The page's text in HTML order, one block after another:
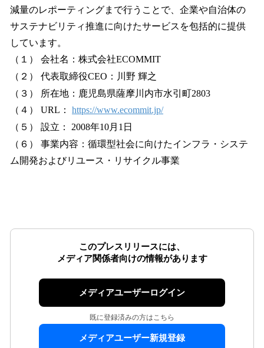
減量のレポーティングまで行うことで、企業や自治体の
サステナビリティ推進に向けたサービスを包括的に提供
しています。
（１） 会社名：株式会社ECOMMIT
（２） 代表取締役CEO：川野 輝之
（３） 所在地：鹿児島県薩摩川内市水引町2803
（４） URL： https://www.ecommit.jp/
（５） 設立： 2008年10月1日
（６） 事業内容：循環型社会に向けたインフラ・システ
ム開発およびリユース・リサイクル事業
このプレスリリースには、
メディア関係者向けの情報があります
メディアユーザーログイン
既に登録済みの方はこちら
メディアユーザー新規登録